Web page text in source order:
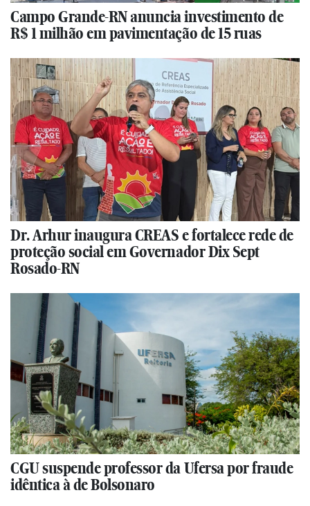
Campo Grande-RN anuncia investimento de
R$ 1 milhão em pavimentação de 15 ruas
Dr. Arhur inaugura CREAS e fortalece rede de
proteção social em Governador Dix Sept
Rosado-RN
CGU suspende professor da Ufersa por fraude
idêntica à de Bolsonaro